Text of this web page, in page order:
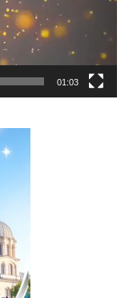
01:03